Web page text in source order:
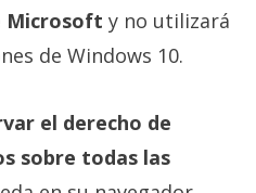
Microsoft y no utilizará
de Windows 10.
el derecho de
sobre todas las